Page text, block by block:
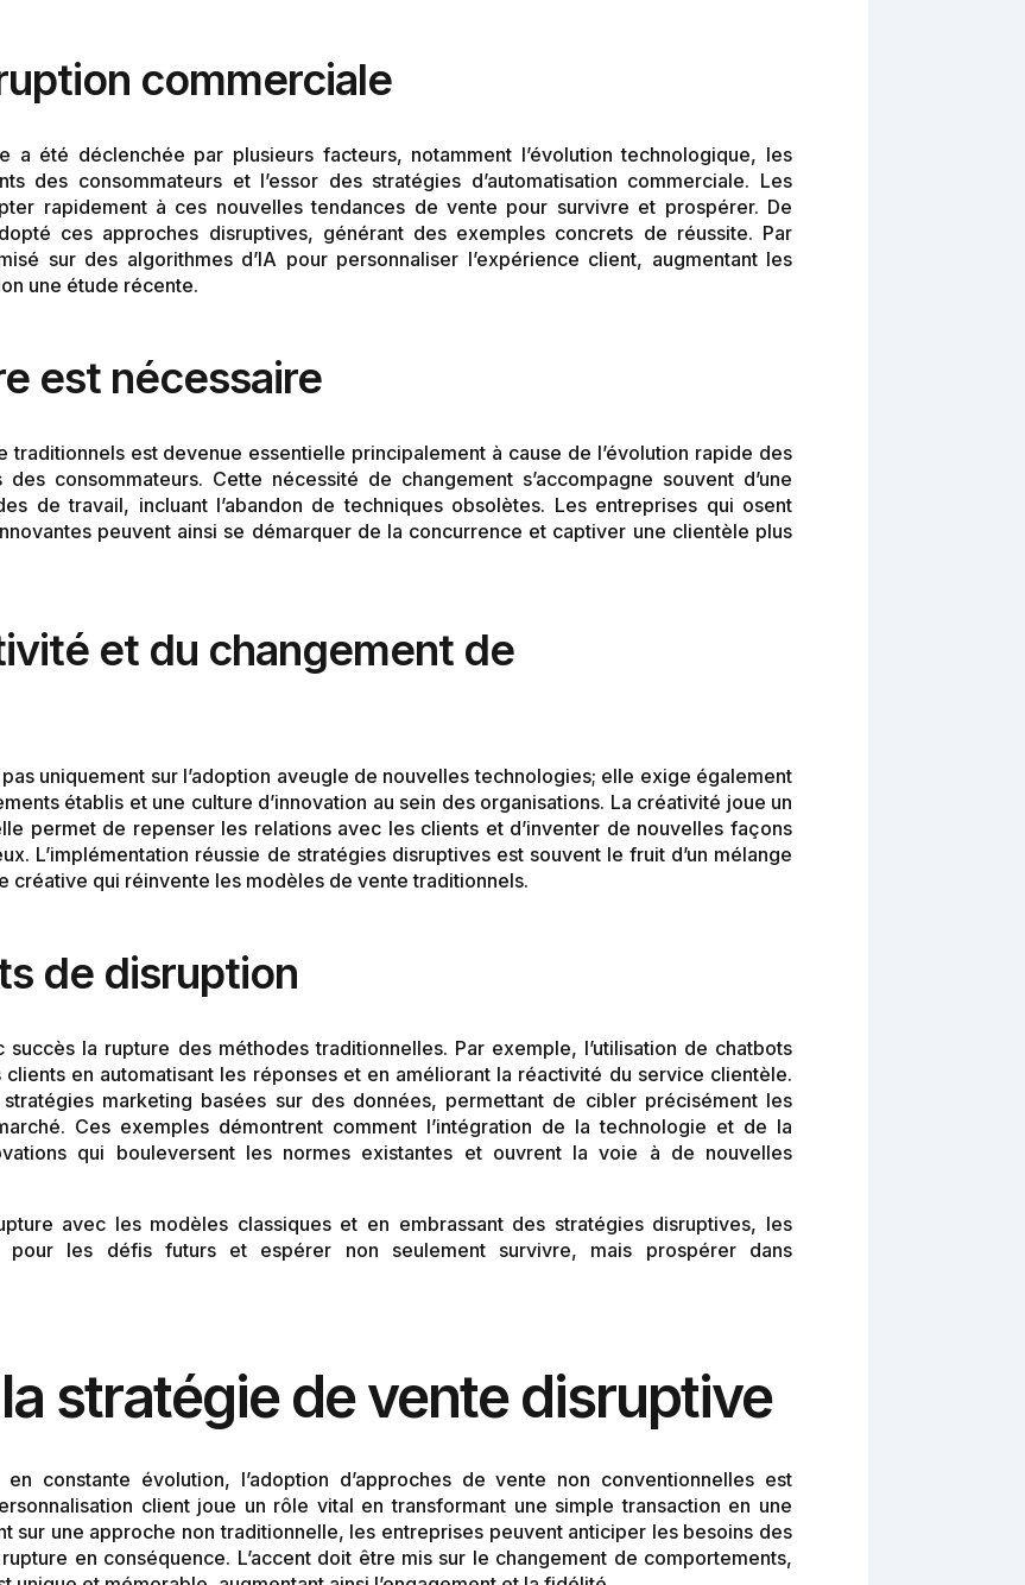
commerciale
a été déclenchée par plusieurs facteurs, notamment l’évolution technologique, les
des consommateurs et l’essor des stratégies d’automatisation commerciale. Les
rapidement à ces nouvelles tendances de vente pour survivre et prospérer. De
ces approches disruptives, générant des exemples concrets de réussite. Par
sur des algorithmes d’IA pour personnaliser l’expérience client, augmentant les
une étude récente.
est nécessaire
traditionnels est devenue essentielle principalement à cause de l’évolution rapide des
consommateurs. Cette nécessité de changement s’accompagne souvent d’une
de travail, incluant l’abandon de techniques obsolètes. Les entreprises qui osent
peuvent ainsi se démarquer de la concurrence et captiver une clientèle plus
et du changement de
uniquement sur l’adoption aveugle de nouvelles technologies; elle exige également
établis et une culture d’innovation au sein des organisations. La créativité joue un
permet de repenser les relations avec les clients et d’inventer de nouvelles façons
L’implémentation réussie de stratégies disruptives est souvent le fruit d’un mélange
créative qui réinvente les modèles de vente traditionnels.
de disruption
la rupture des méthodes traditionnelles. Par exemple, l’utilisation de chatbots
en automatisant les réponses et en améliorant la réactivité du service clientèle.
marketing basées sur des données, permettant de cibler précisément les
Ces exemples démontrent comment l’intégration de la technologie et de la
qui bouleversent les normes existantes et ouvrent la voie à de nouvelles
avec les modèles classiques et en embrassant des stratégies disruptives, les
pour les défis futurs et espérer non seulement survivre, mais prospérer dans
stratégie de vente disruptive
constante évolution, l’adoption d’approches de vente non conventionnelles est
client joue un rôle vital en transformant une simple transaction en une
sur une approche non traditionnelle, les entreprises peuvent anticiper les besoins des
en conséquence. L’accent doit être mis sur le changement de comportements,